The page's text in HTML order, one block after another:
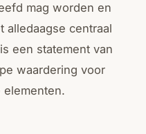
mag worden en
alledaagse centraal
een statement van
waardering voor
elementen.